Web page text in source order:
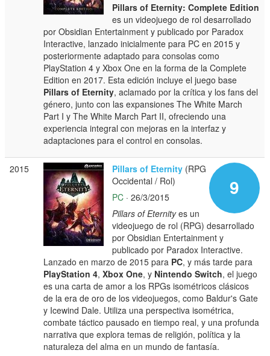
Pillars of Eternity: Complete Edition
es un videojuego de rol desarrollado
por Obsidian Entertainment y publicado por Paradox
Interactive, lanzado inicialmente para PC en 2015 y
posteriormente adaptado para consolas como
PlayStation 4 y Xbox One en la forma de la Complete
Edition en 2017. Esta edición incluye el juego base
Pillars of Eternity, aclamado por la crítica y los fans del
género, junto con las expansiones The White March
Part I y The White March Part II, ofreciendo una
experiencia integral con mejoras en la interfaz y
adaptaciones para el control en consolas.
2015
9
Pillars of Eternity (RPG
Occidental / Rol)
PC · 26/3/2015
Pillars of Eternityes un
videojuego de rol (RPG) desarrollado
por Obsidian Entertainment y
publicado por Paradox Interactive.
Lanzado en marzo de 2015 para PC, y más tarde para
PlayStation 4,Xbox One, y Nintendo Switch, el juego
es una carta de amor a los RPGs isométricos clásicos
de la era de oro de los videojuegos, como Baldur's Gate
y Icewind Dale. Utiliza una perspectiva isométrica,
combate táctico pausado en tiempo real, y una profunda
narrativa que explora temas de religión, política y la
naturaleza del alma en un mundo de fantasía.